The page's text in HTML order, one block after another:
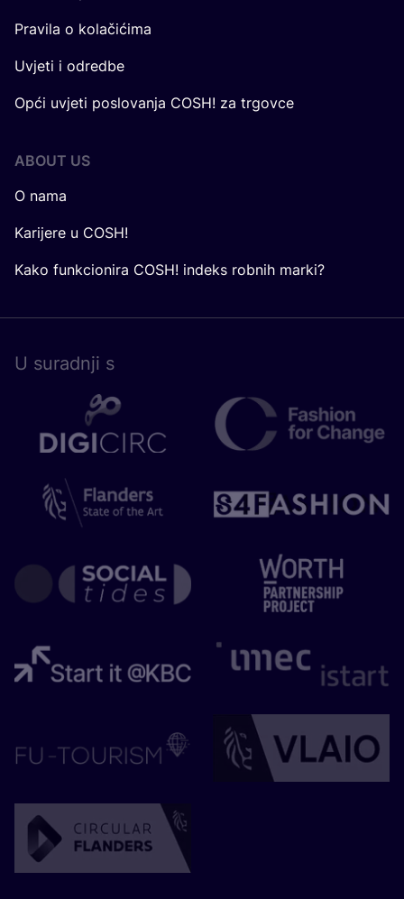
Pravila o kolačićima
Uvjeti i odredbe
Opći uvjeti poslovanja COSH! za trgovce
ABOUT US
O nama
Karijere u COSH!
Kako funkcionira COSH! indeks robnih marki?
U surad­nji s